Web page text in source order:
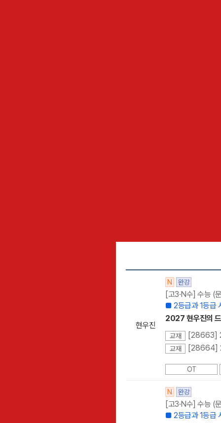
현우진
N 완강
[고3·N수] 수능 (
■ 2등급과 1등급
2027 현우진의
교재 [28663]
교재 [28664]
OT
N 완강
[고3·N수] 수능 (
■ 2등급과 1등급